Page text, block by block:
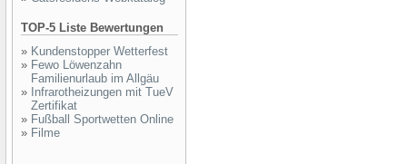
TOP-5 Liste Bewertungen
» Kundenstopper Wetterfest
» Fewo Löwenzahn
Familienurlaub im Allgäu
» Infrarotheizungen mit TueV
Zertifikat
» Fußball Sportwetten Online
» Filme